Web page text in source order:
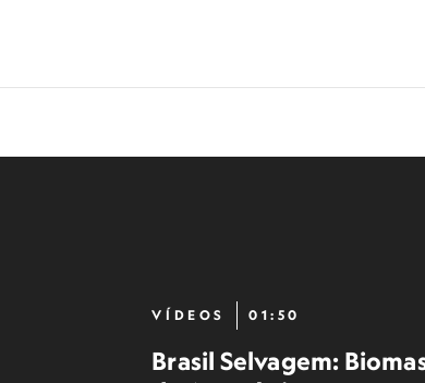
VÍDEOS 01:50
Brasil Selvagem: